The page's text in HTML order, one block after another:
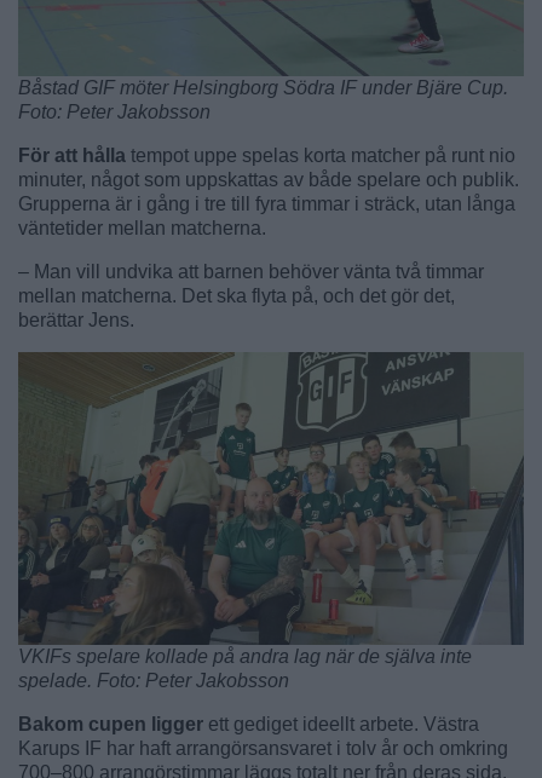
Båstad GIF möter Helsingborg Södra IF under Bjäre Cup.
Foto: Peter Jakobsson
För att hålla tempot uppe spelas korta matcher på runt nio
minuter, något som uppskattas av både spelare och publik.
Grupperna är i gång i tre till fyra timmar i sträck, utan långa
väntetider mellan matcherna.
– Man vill undvika att barnen behöver vänta två timmar
mellan matcherna. Det ska flyta på, och det gör det,
berättar Jens.
VKIFs spelare kollade på andra lag när de själva inte
spelade. Foto: Peter Jakobsson
Bakom cupen ligger ett gediget ideellt arbete. Västra
Karups IF har haft arrangörsansvaret i tolv år och omkring
700–800 arrangörstimmar läggs totalt ner från deras sida.